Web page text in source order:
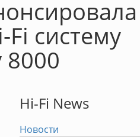
систему
Hi-Fi News
Новости